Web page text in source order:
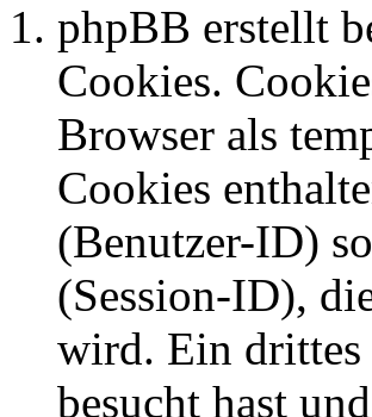
phpBB erstellt
Cookies.
Browser als
Cookies
(Benutzer-ID)
(Session-ID),
wird. Ein drittes
besucht hast